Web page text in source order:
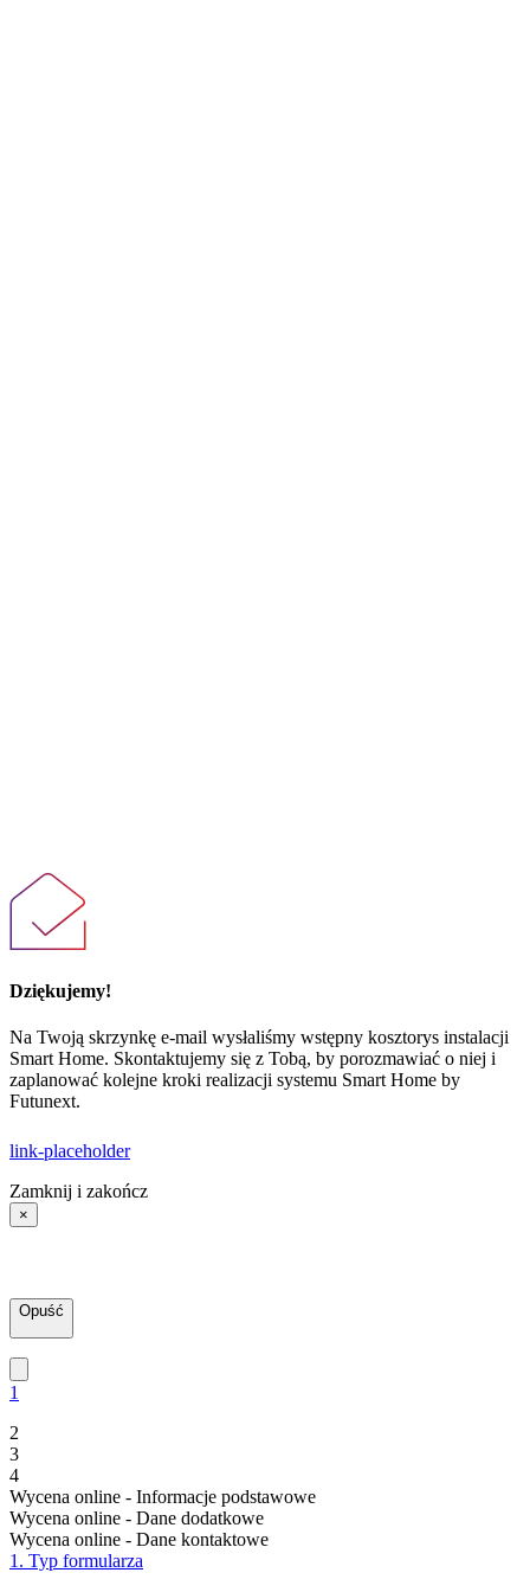
Dziękujemy!
Na Twoją skrzynkę e-mail wysłaliśmy wstępny kosztorys instalacji
Smart Home. Skontaktujemy się z Tobą, by porozmawiać o niej i
zaplanować kolejne kroki realizacji systemu Smart Home by
Futunext.
link-placeholder
Zamknij i zakończ
×
Opuść
1
2
3
4
Wycena online - Informacje podstawowe
Wycena online - Dane dodatkowe
Wycena online - Dane kontaktowe
1. Typ formularza